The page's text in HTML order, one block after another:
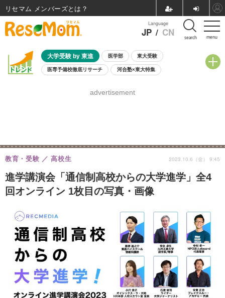
menu
Language
JP / CN search
大学受験 by 東進 医学部 東大受験
医専予備校徹底リサーチ 河合塾×東大特集
8月開催学校説明会・相談会
advertisement
進学講演会「通信制高校からの大学進学」全4
回オンライン 1枚目の写真・画像
教育・受験 高校生 2023.10.6（金） 9:45
リセマム メンバーズ